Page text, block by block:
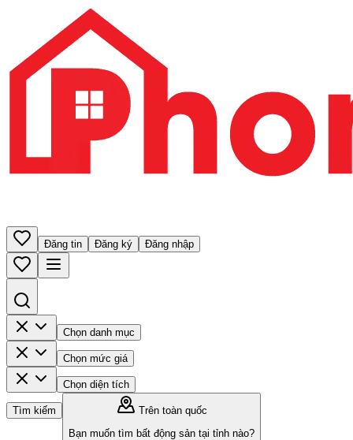
Đăng tin Đăng ký Đăng nhập
Chọn danh mục
Chọn mức giá
Chọn diện tích
Tìm kiếm
Trên toàn quốc
Bạn muốn tìm bất động sản tại tỉnh nào?